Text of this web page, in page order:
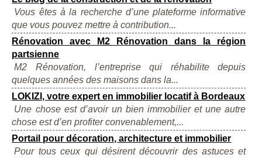
Vous êtes à la recherche d’une plateforme informative
que vous pouvez mettre à contribution...
Rénovation avec M2 Rénovation dans la région
partsienne
M2 Rénovation, l’entreprise qui réhabilite depuis
quelques années des maisons dans la...
LOKIZI, votre expert en immobilier locatif à Bordeaux
Une chose est d’avoir un bien immobilier et une autre
chose est d’en profiter convenablement,...
Portail pour décoration, architecture et immobilier
Pour tous ceux qui désirent découvrir des astuces et